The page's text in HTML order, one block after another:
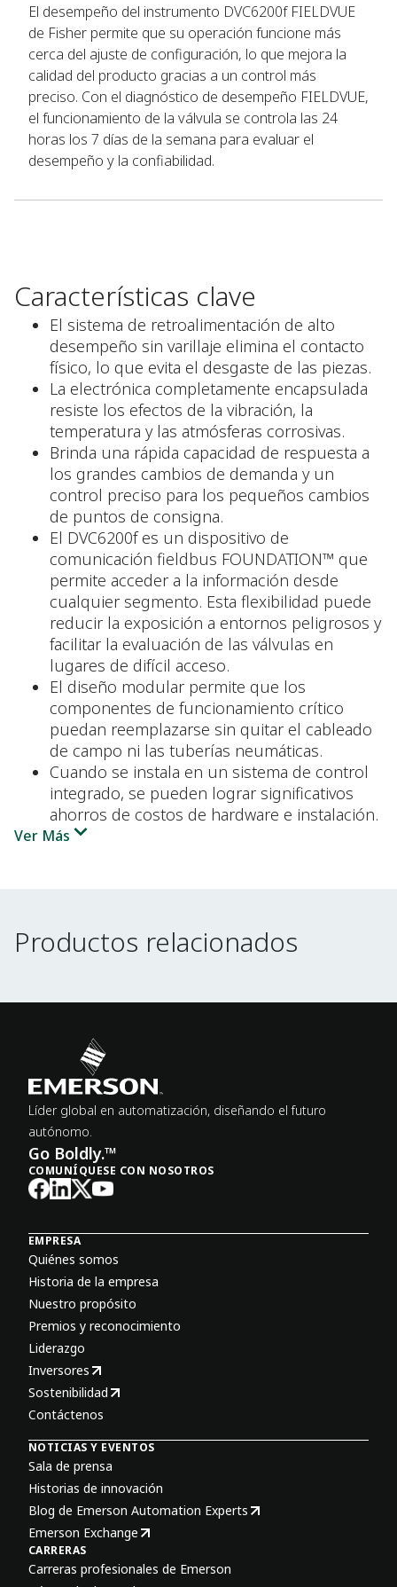
El desempeño del instrumento DVC6200f FIELDVUE
de Fisher permite que su operación funcione más
cerca del ajuste de configuración, lo que mejora la
calidad del producto gracias a un control más
preciso. Con el diagnóstico de desempeño FIELDVUE,
el funcionamiento de la válvula se controla las 24
horas los 7 días de la semana para evaluar el
desempeño y la confiabilidad.
Características clave
El sistema de retroalimentación de alto
desempeño sin varillaje elimina el contacto
físico, lo que evita el desgaste de las piezas.
La electrónica completamente encapsulada
resiste los efectos de la vibración, la
temperatura y las atmósferas corrosivas.
Brinda una rápida capacidad de respuesta a
los grandes cambios de demanda y un
control preciso para los pequeños cambios
de puntos de consigna.
El DVC6200f es un dispositivo de
comunicación fieldbus FOUNDATION™ que
permite acceder a la información desde
cualquier segmento. Esta flexibilidad puede
reducir la exposición a entornos peligrosos y
facilitar la evaluación de las válvulas en
lugares de difícil acceso.
El diseño modular permite que los
componentes de funcionamiento crítico
puedan reemplazarse sin quitar el cableado
de campo ni las tuberías neumáticas.
Cuando se instala en un sistema de control
integrado, se pueden lograr significativos
ahorros de costos de hardware e instalación.
Ver Más
Productos relacionados
Productos relacionados
Líder global en automatización, diseñando el futuro
autónomo.
Go Boldly.™
COMUNÍQUESE CON NOSOTROS
EMPRESA
Quiénes somos
Historia de la empresa
Nuestro propósito
Premios y reconocimiento
Liderazgo
Inversores
Sostenibilidad
Contáctenos
NOTICIAS Y EVENTOS
Sala de prensa
Historias de innovación
Blog de Emerson Automation Experts
Emerson Exchange
CARRERAS
Carreras profesionales de Emerson